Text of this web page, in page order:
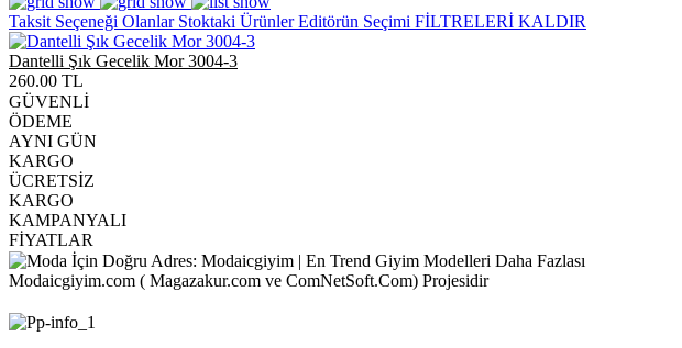
Taksit Seçeneği Olanlar Stoktaki ÜrünlerEditörün Seçimi FİLTRELERİ KALDIR
Dantelli Şık Gecelik Mor 3004-3
260.00 TL
GÜVENLİ
ÖDEME
AYNI GÜN
KARGO
ÜCRETSİZ
KARGO
KAMPANYALI
FİYATLAR
Modaicgiyim.com ( Magazakur.com ve ComNetSoft.Com) Projesidir